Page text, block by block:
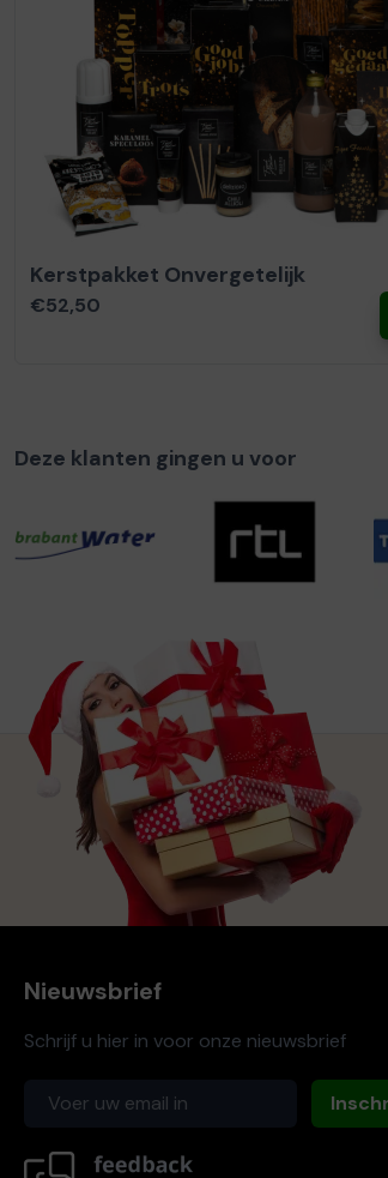
Kerstpakket Onvergetelijk
€52,50
Deze klanten gingen u voor
Nieuwsbrief
Schrijf u hier in voor onze nieuwsbrief